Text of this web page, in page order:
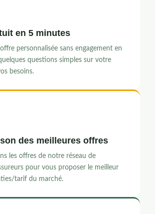
en 5 minutes
personnalisée sans engagement en
questions simples sur votre
besoins.
des meilleures offres
les offres de notre réseau de
pour vous proposer le meilleur
tarif du marché.